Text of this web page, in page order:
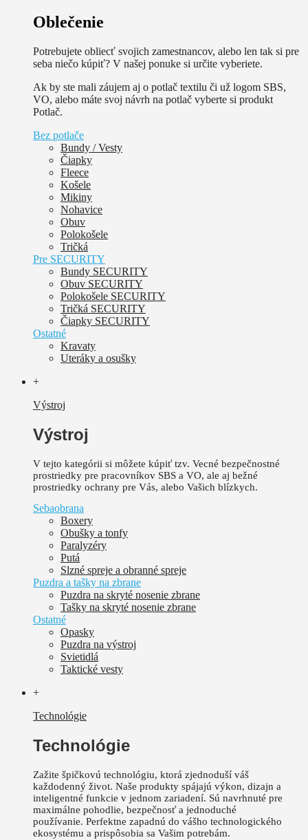
Oblečenie
Potrebujete obliecť svojich zamestnancov, alebo len tak si pre
seba niečo kúpiť? V našej ponuke si určite vyberiete.
Ak by ste mali záujem aj o potlač textilu či už logom SBS,
VO, alebo máte svoj návrh na potlač vyberte si produkt
Potlač.
Bez potlače
Bundy / Vesty
Čiapky
Fleece
Košele
Mikiny
Nohavice
Obuv
Polokošele
Tričká
Pre SECURITY
Bundy SECURITY
Obuv SECURITY
Polokošele SECURITY
Tričká SECURITY
Čiapky SECURITY
Ostatné
Kravaty
Uteráky a osušky
+
Výstroj
Výstroj
V tejto kategórii si môžete kúpiť tzv. Vecné bezpečnostné
prostriedky pre pracovníkov SBS a VO, ale aj bežné
prostriedky ochrany pre Vás, alebo Vašich blízkych.
Sebaobrana
Boxery
Obušky a tonfy
Paralyzéry
Putá
Slzné spreje a obranné spreje
Puzdra a tašky na zbrane
Puzdra na skryté nosenie zbrane
Tašky na skryté nosenie zbrane
Ostatné
Opasky
Puzdra na výstroj
Svietidlá
Taktické vesty
+
Technológie
Technológie
Zažite špičkovú technológiu, ktorá zjednoduší váš
každodenný život. Naše produkty spájajú výkon, dizajn a
inteligentné funkcie v jednom zariadení. Sú navrhnuté pre
maximálne pohodlie, bezpečnosť a jednoduché
používanie. Perfektne zapadnú do vášho technologického
ekosystému a prispôsobia sa Vašim potrebám.